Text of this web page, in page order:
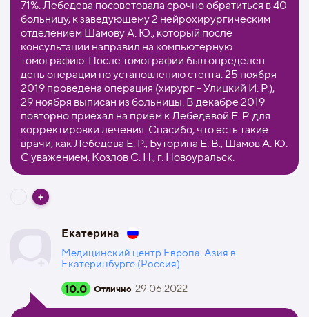
71%. Лебедева посоветовала срочно обратиться в 40
больницу, к заведующему 2 нейрохирургическим
отделением Шамову А. Ю., который после
консультации направил на компьютерную
томографию. После томографии был определен
день операции по установлению стента. 25 ноября
2019 проведена операция (хирург - Улицкий И. Р.),
29 ноября выписан из больницы. В декабре 2019
повторно приехал на прием к Лебедевой Е. Р. для
корректировки лечения. Спасибо, что есть такие
врачи, как Лебедева Е. Р., Буторина Е. В., Шамов А. Ю.
С уважением, Козлов С. Н., г. Новоуральск.
Екатерина
Медицинский центр Европа-Азия в
Екатеринбурге (Россия)
10.0 Отлично 29.06.2022